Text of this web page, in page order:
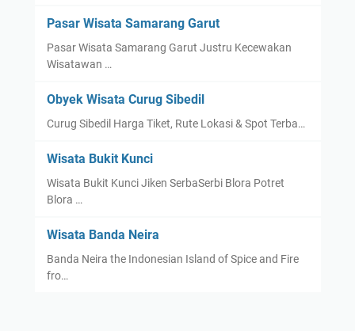
Pasar Wisata Samarang Garut
Pasar Wisata Samarang Garut Justru Kecewakan
Wisatawan …
Obyek Wisata Curug Sibedil
Curug Sibedil Harga Tiket, Rute Lokasi & Spot Terba…
Wisata Bukit Kunci
Wisata Bukit Kunci Jiken SerbaSerbi Blora Potret
Blora …
Wisata Banda Neira
Banda Neira the Indonesian Island of Spice and Fire
fro…